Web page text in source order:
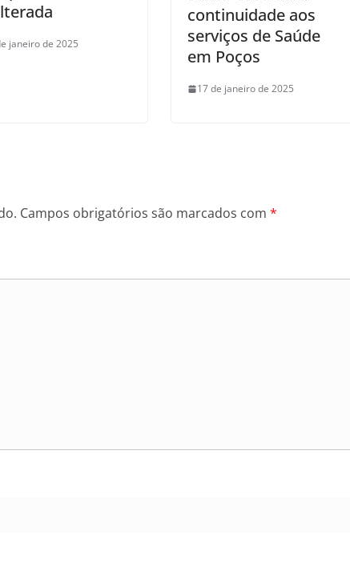
janeiro de 2025
continuidade aos
serviços de Saúde
em Poços
17 de janeiro de 2025
Campos obrigatórios são marcados com *